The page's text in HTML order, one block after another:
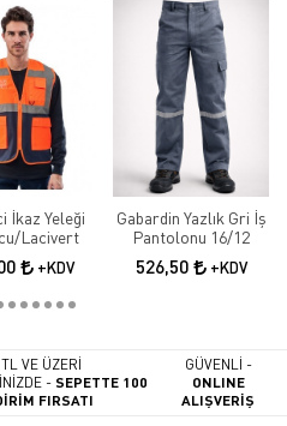
İkaz Yeleği
Lacivert
+KDV
Gabardin Yazlık Gri İş
Pantolonu 16/12
526,50 +KDV
VE ÜZERİ
-SEPETTE 100
FIRSATI
GÜVENLİ -
ONLINE
ALIŞVERİŞ